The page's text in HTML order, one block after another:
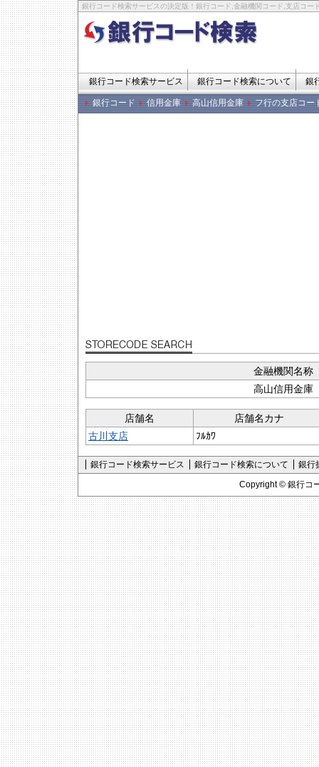
銀行コード検索サービスの決定版！銀行コード,金融機関コード,支店コー
銀行コード検索サービス 銀行コード検索について 銀
銀行コード 信用金庫 高山信用金庫 フ行の支店コー
金融機関名称
高山信用金庫
店舗名
店舗名カナ
古川支店
ﾌﾙｶﾜ
銀行コード検索サービス 銀行コード検索について
銀行
Copyright © 銀行コ